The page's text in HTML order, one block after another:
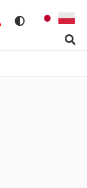
Rozmiar
DużaWersja